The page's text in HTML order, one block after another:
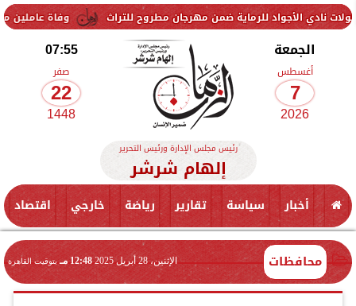
وفاة عاملين متأثرين للرماية ضمن مهرجان مطروح للتراث
الجمعة
أغسطس
7
2026
07:55
صفر
22
1448
رئيس مجلس الإدارة ورئيس التحرير
إلهام شرشر
أخبار سياسة تقارير رياضة خارجي اقتصاد
محافظات الإثنين، 28 أبريل 2025 12:48 مـ بتوقيت القاهرة